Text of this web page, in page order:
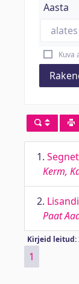
Aasta
Kuva
1.
Kerm,
2.
Paat
Kirjeid leitud:
1